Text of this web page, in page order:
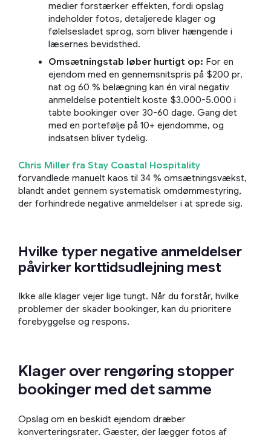
medier forstærker effekten, fordi opslag
indeholder fotos, detaljerede klager og
følelsesladet sprog, som bliver hængende i
læsernes bevidsthed.
Omsætningstab løber hurtigt op: For en
ejendom med en gennemsnitspris på $200 pr.
nat og 60 % belægning kan én viral negativ
anmeldelse potentielt koste $3.000-5.000 i
tabte bookinger over 30-60 dage. Gang det
med en portefølje på 10+ ejendomme, og
indsatsen bliver tydelig.
Chris Miller fra Stay Coastal Hospitality
forvandlede manuelt kaos til 34 % omsætningsvækst,
blandt andet gennem systematisk omdømmestyring,
der forhindrede negative anmeldelser i at sprede sig.
Hvilke typer negative anmeldelser
påvirker korttidsudlejning mest
Ikke alle klager vejer lige tungt. Når du forstår, hvilke
problemer der skader bookinger, kan du prioritere
forebyggelse og respons.
Klager over rengøring stopper
bookinger med det samme
Opslag om en beskidt ejendom dræber
konverteringsrater. Gæster, der lægger fotos af